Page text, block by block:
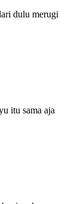
dulu merugi
itu sama aja